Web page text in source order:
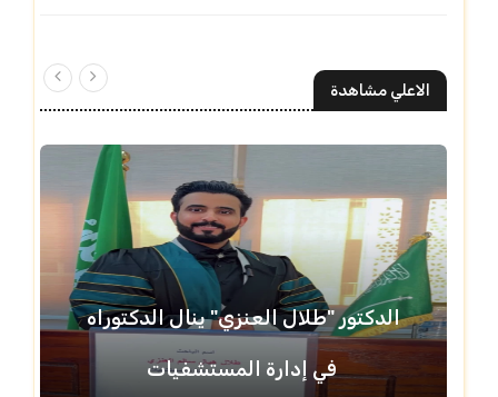
الاعلي مشاهدة
الدكتور "طلال العنزي" ينال الدكتوراه
في إدارة المستشفيات